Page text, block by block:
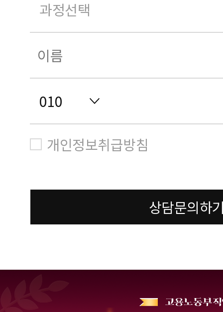
개인정보취급방침
상담문의하